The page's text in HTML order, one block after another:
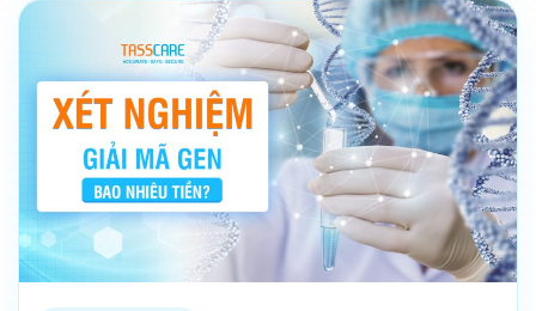
Thông Tin Sức Khỏe
Xét nghiệm giải mã gen bao nhiêu tiền?
Gói xét nghiệm giải mã gen bao nhiêu tiền, lợi ích của giải
mã gen là gì, đội tuổi nào nên giải mã gen....